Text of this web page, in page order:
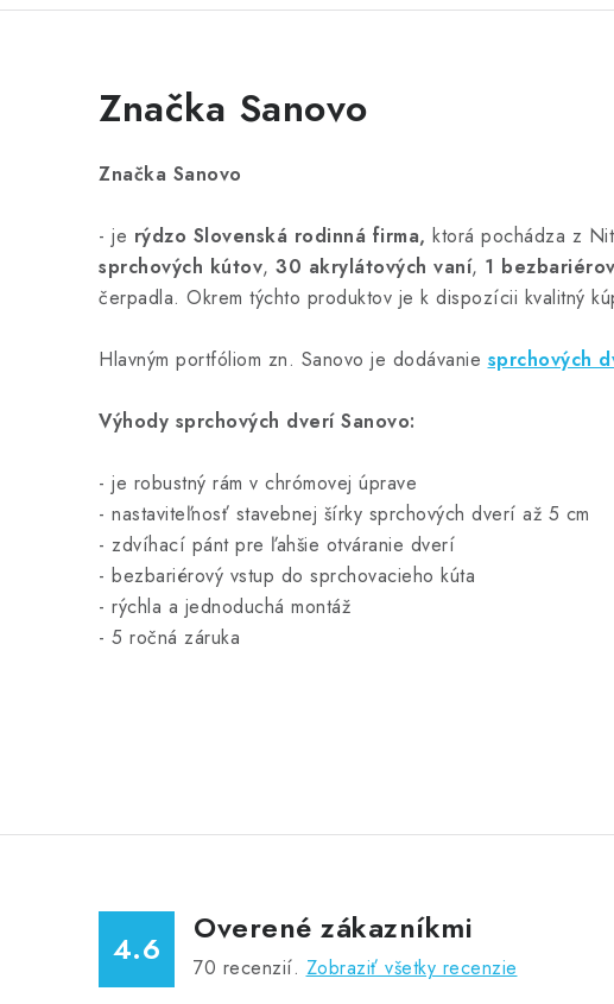
Značka Sanovo
Značka Sanovo
- je rýdzo Slovenská rodinná firma, ktorá pochádza z
sprchových kútov, 30 akrylátových vaní, 1
čerpadla. Okrem týchto produktov je k dispozícii kvalitný
Hlavným portfóliom zn. Sanovo je dodávanie sprchových
Výhody sprchových dverí Sanovo:
- je robustný rám v chrómovej úprave
- nastaviteľnosť stavebnej šírky sprchových dverí až 5 cm
- zdvíhací pánt pre ľahšie otváranie dverí
- bezbariérový vstup do sprchovacieho kúta
- rýchla a jednoduchá montáž
- 5 ročná záruka
4.6
Overené zákazníkmi
70 recenzií. Zobraziť všetky recenzie